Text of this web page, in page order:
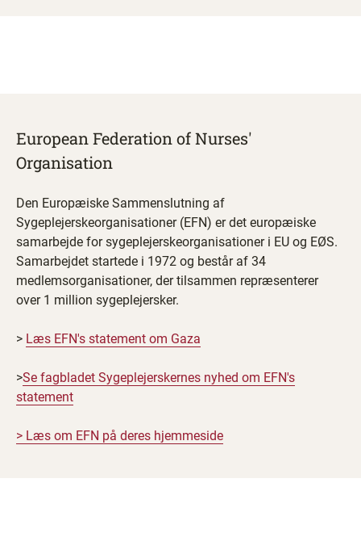
European Federation of Nurses'
Organisation
Den Europæiske Sammenslutning af
Sygeplejerskeorganisationer (EFN) er det europæiske
samarbejde for sygeplejerskeorganisationer i EU og EØS.
Samarbejdet startede i 1972 og består af 34
medlemsorganisationer, der tilsammen repræsenterer
over 1 million sygeplejersker.
> Læs EFN's statement om Gaza
>Se fagbladet Sygeplejerskernes nyhed om EFN's
statement
> Læs om EFN på deres hjemmeside